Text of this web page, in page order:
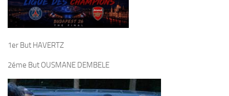
1er But HAVERTZ
2éme But OUSMANE DEMBELE